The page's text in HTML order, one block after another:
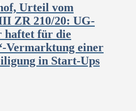
Urteil vom
ZR 210/20: UG-
haftet für die
Vermarktung einer
in Start-Ups